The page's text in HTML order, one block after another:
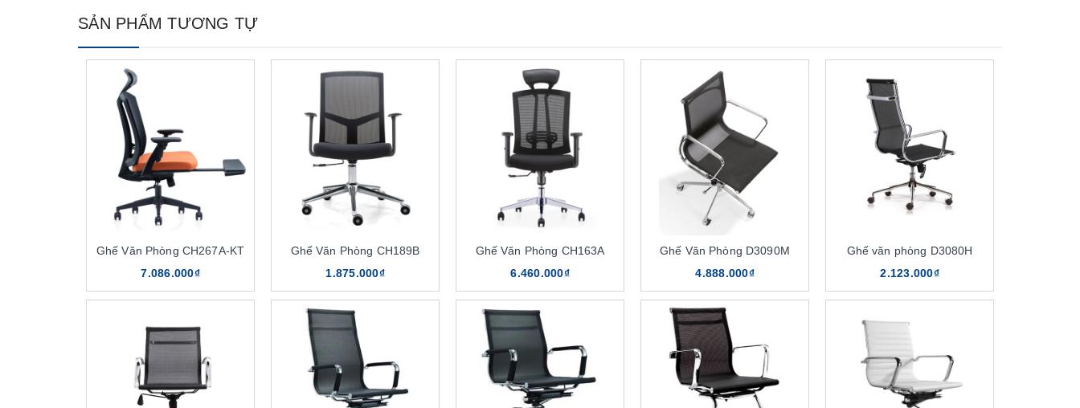
SẢN PHẨM TƯƠNG TỰ
Ghế Văn Phòng CH267A-KT
7.086.000₫
Ghế Văn Phòng CH189B
1.875.000₫
Ghế Văn Phòng CH163A
6.460.000₫
Ghế Văn Phòng D3090M
4.888.000₫
Ghế văn phòng D3080H
2.123.000₫